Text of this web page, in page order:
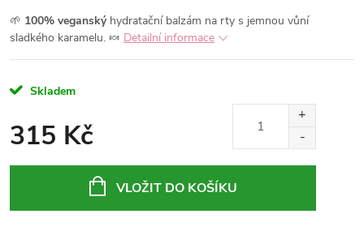
🌱 100% veganskýhydratační balzám na rty s jemnou vůní
sladkého karamelu. 🍬 Detailní informace
Skladem
315 Kč
VLOŽIT DO KOŠÍKU